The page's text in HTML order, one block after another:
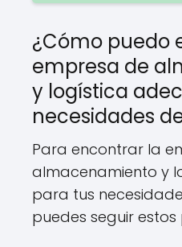
¿Cómo puedo
empresa de
y logística
necesidades
Para encontrar la
almacenamiento y
para tus
puedes seguir estos